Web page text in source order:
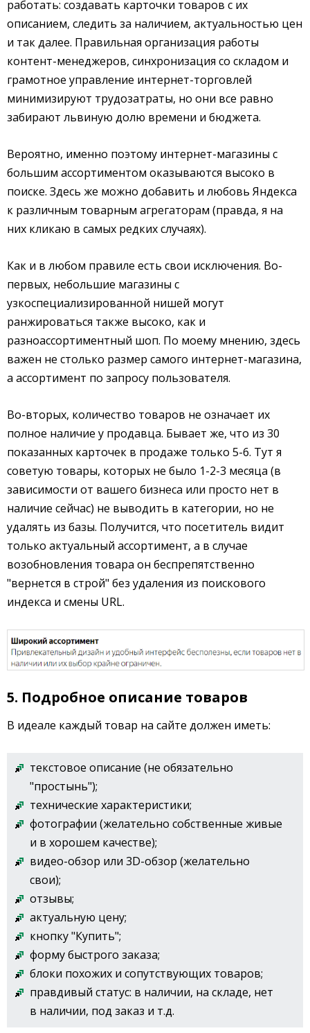
работать: создавать карточки товаров с их
описанием, следить за наличием, актуальностью цен
и так далее. Правильная организация работы
контент-менеджеров, синхронизация со складом и
грамотное управление интернет-торговлей
минимизируют трудозатраты, но они все равно
забирают львиную долю времени и бюджета.
Вероятно, именно поэтому интернет-магазины с
большим ассортиментом оказываются высоко в
поиске. Здесь же можно добавить и любовь Яндекса
к различным товарным агрегаторам (правда, я на
них кликаю в самых редких случаях).
Как и в любом правиле есть свои исключения. Во-
первых, небольшие магазины с
узкоспециализированной нишей могут
ранжироваться также высоко, как и
разноассортиментный шоп. По моему мнению, здесь
важен не столько размер самого интернет-магазина,
а ассортимент по запросу пользователя.
Во-вторых, количество товаров не означает их
полное наличие у продавца. Бывает же, что из 30
показанных карточек в продаже только 5-6. Тут я
советую товары, которых не было 1-2-3 месяца (в
зависимости от вашего бизнеса или просто нет в
наличие сейчас) не выводить в категории, но не
удалять из базы. Получится, что посетитель видит
только актуальный ассортимент, а в случае
возобновления товара он беспрепятственно
"вернется в строй" без удаления из поискового
индекса и смены URL.
5. Подробное описание товаров
В идеале каждый товар на сайте должен иметь:
текстовое описание (не обязательно
"простынь");
технические характеристики;
фотографии (желательно собственные живые
и в хорошем качестве);
видео-обзор или 3D-обзор (желательно
свои);
отзывы;
актуальную цену;
кнопку "Купить";
форму быстрого заказа;
блоки похожих и сопутствующих товаров;
правдивый статус: в наличии, на складе, нет
в наличии, под заказ и т.д.